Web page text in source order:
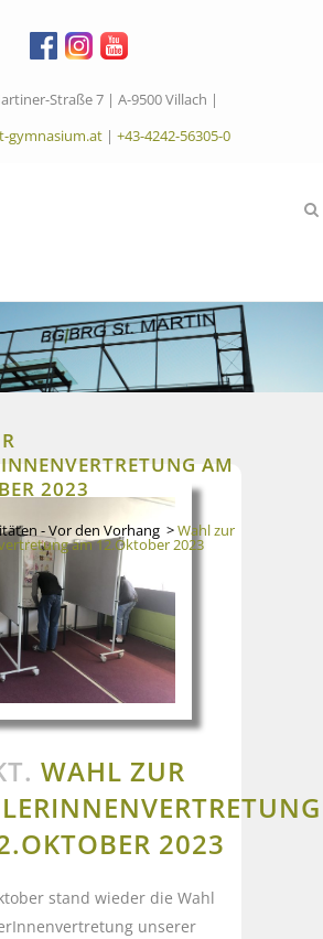
Straße 7 | A-9500 Villach |
gymnasium.at| +43-4242-56305-0
AM
2023
- Vor den Vorhang >Wahl zur
am 12.Oktober 2023
WAHL ZUR
2023
stand wieder die Wahl
unserer